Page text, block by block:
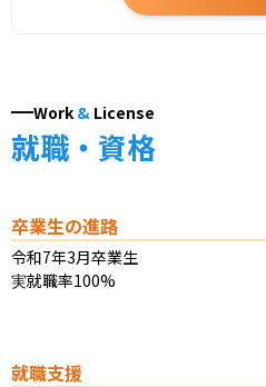
Work & License
就職・資格
卒業生の進路
令和7年3月卒業生
実就職率100%
就職支援